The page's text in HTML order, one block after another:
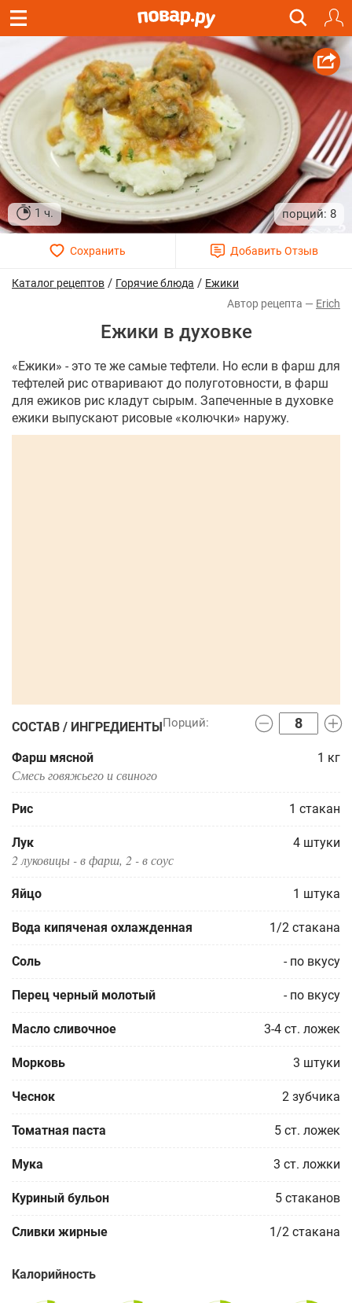
1 ч. 8
Каталог рецептов / Горячие блюда / Ежики
Erich
Ежики в духовке
«Ежики» - это те же самые тефтели. Но если в фарш для
тефтелей рис отваривают до полуготовности, в фарш
для ежиков рис кладут сырым. Запеченные в духовке
ежики выпускают рисовые «колючки» наружу.
СОСТАВ / ИНГРЕДИЕНТЫ
Фарш мясной 1 кг
Смесь говяжьего и свиного
Рис 1 стакан
Лук 4 штуки
2 луковицы - в фарш, 2 - в соус
Яйцо 1 штука
Вода кипяченая охлажденная 1/2 стакана
Соль - по вкусу
Перец черный молотый - по вкусу
Масло сливочное 3-4 ст. ложек
Морковь 3 штуки
Чеснок 2 зубчика
Томатная паста 5 ст. ложек
Мука 3 ст. ложки
Куриный бульон 5 стаканов
Сливки жирные 1/2 стакана
Калорийность